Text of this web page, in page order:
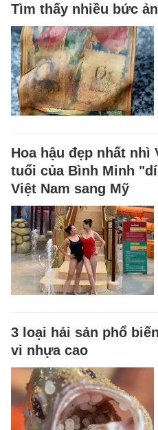
Tìm thấy nhiều bức
Hoa hậu đẹp nhất nhì
tuổi của Bình Minh
Việt Nam sang Mỹ
3 loại hải sản phổ
vi nhựa cao